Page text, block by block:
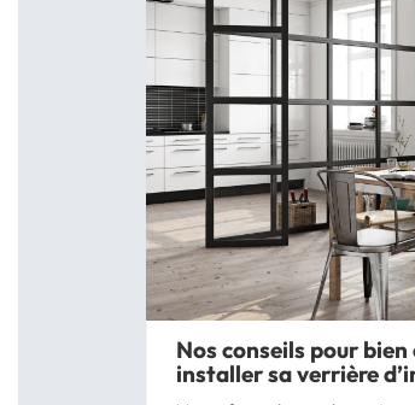
Nos conseils pour
installer sa verrière